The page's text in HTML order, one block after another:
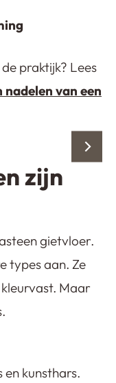
praktijk? Lees
van een
zijn
gietvloer.
types aan. Ze
Maar
kunsthars.